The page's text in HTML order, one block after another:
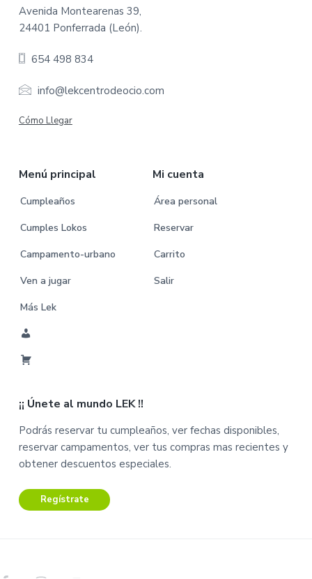
Avenida Montearenas 39,
24401 Ponferrada (León).
654 498 834
info@lekcentrodeocio.com
Cómo Llegar
Menú principal
Cumpleaños
Cumples Lokos
Campamento-urbano
Ven a jugar
Más Lek
e
n
r
i
t
o
Mi cuenta
Área personal
Reservar
Carrito
Salir
¡¡ Únete al mundo LEK !!
Podrás reservar tu cumpleaños, ver fechas disponibles,
reservar campamentos, ver tus compras mas recientes y
obtener descuentos especiales.
Regístrate